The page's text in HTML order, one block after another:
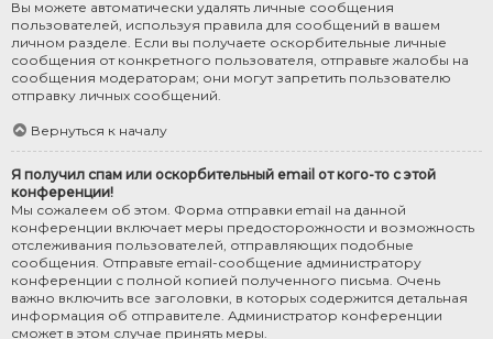
Вы можете автоматически удалять личные сообщения
пользователей, используя правила для сообщений в вашем
личном разделе. Если вы получаете оскорбительные личные
сообщения от конкретного пользователя, отправьте жалобы на
сообщения модераторам; они могут запретить пользователю
отправку личных сообщений.
Вернуться к началу
Я получил спам или оскорбительный email от кого-то с этой
конференции!
Мы сожалеем об этом. Форма отправки email на данной
конференции включает меры предосторожности и возможность
отслеживания пользователей, отправляющих подобные
сообщения. Отправьте email-сообщение администратору
конференции с полной копией полученного письма. Очень
важно включить все заголовки, в которых содержится детальная
информация об отправителе. Администратор конференции
сможет в этом случае принять меры.